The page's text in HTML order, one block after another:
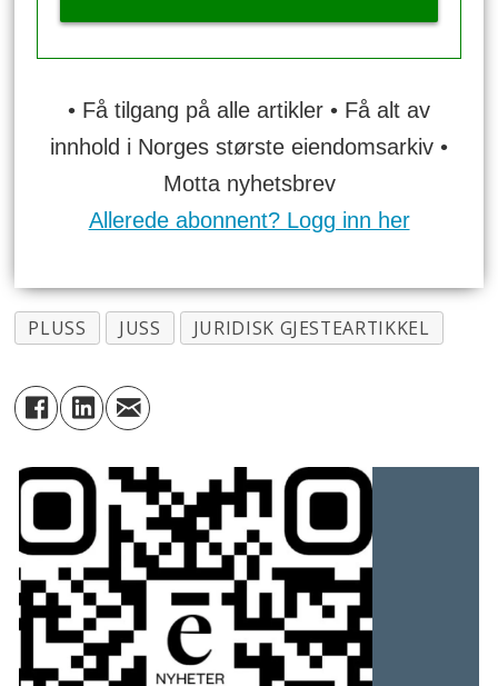
• Få tilgang på alle artikler • Få alt av
innhold i Norges største eiendomsarkiv •
Motta nyhetsbrev
Allerede abonnent? Logg inn her
PLUSS JUSS JURIDISK GJESTEARTIKKEL